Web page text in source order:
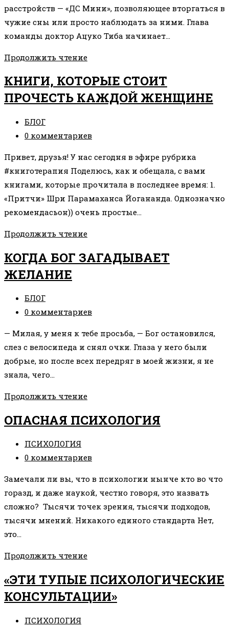
расстройств — «ДС Мини», позволяющее вторгаться в
чужие сны или просто наблюдать за ними. Глава
команды доктор Ацуко Тиба начинает…
Продолжить чтениеФИЛЬМ
ВЫХОДНЫЕ:
«ПАПРИКА
КНИГИ, КОТОРЫЕ СТОИТ
ПРОЧЕСТЬ КАЖДОЙ ЖЕНЩИНЕ
Рубрика
записи:
БЛОГ
Комментарии
записи:
0 комментариев
Привет, друзья! У нас сегодня в эфире рубрика
#книготерапия Поделюсь, как и обещала, с вами
книгами, которые прочитала в последнее время: 1.
«Притчи» Шри Парамаханса Йогананда. Однозначно
рекомендасьон)) очень простые…
Продолжить чтениеКНИГИ,
СТОИТ
КОГДА БОГ ЗАГАДЫВАЕТ
ЖЕЛАНИЕ
Рубрика
записи:
БЛОГ
Комментарии
записи:
0 комментариев
— Милая, у меня к тебе просьба, — Бог остановился,
слез с велосипеда и снял очки. Глаза у него были
добрые, но после всех передряг в моей жизни, я не
знала, чего…
Продолжить чтениеКОГДА
ЗАГАДЫВАЕТ
ОПАСНАЯ ПСИХОЛОГИЯ
Рубрика
записи:
ПСИХОЛОГИЯ
Комментарии
записи:
0 комментариев
Замечали ли вы, что в психологии нынче кто во что
горазд, и даже наукой, честно говоря, это назвать
сложно? Тысячи точек зрения, тысячи подходов,
тысячи мнений. Никакого единого стандарта Нет,
это…
Продолжить чтениеОПАСНАЯ
«ЭТИ ТУПЫЕ ПСИХОЛОГИЧЕСКИЕ
КОНСУЛЬТАЦИИ»
Рубрика
ПСИХОЛОГИЯ